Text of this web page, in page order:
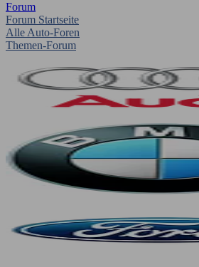
Forum
Forum Startseite
Alle Auto-Foren
Themen-Forum